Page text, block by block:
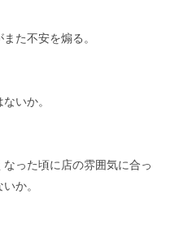
た不安を煽る。
いか。
った頃に店の雰囲気に合っ
か。